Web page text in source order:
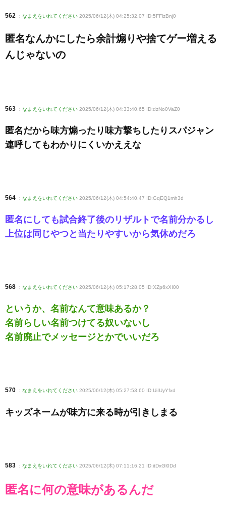
562 : なまえをいれてください 2025/06/12(木) 04:25:32.07 ID:5FFlzBnj0
匿名なんかにしたら余計煽りや捨てゲー増える
んじゃないの
563 : なまえをいれてください 2025/06/12(木) 04:33:40.65 ID:dzNo0VaZ0
匿名だから味方煽ったり味方撃ちしたりスパジャン
連呼してもわかりにくいかええな
564 : なまえをいれてください 2025/06/12(木) 04:54:40.47 ID:GqEQ1mh3d
匿名にしても試合終了後のリザルトで名前分かるし
上位は同じやつと当たりやすいから気休めだろ
568 : なまえをいれてください 2025/06/12(木) 05:17:28.05 ID:XZp6xXI00
というか、名前なんて意味あるか？
名前らしい名前つけてる奴いないし
名前廃止でメッセージとかでいいだろ
570 : なまえをいれてください 2025/06/12(木) 05:27:53.60 ID:UiIUyYfxd
キッズネームが味方に来る時が引きしまる
583 : なまえをいれてください 2025/06/12(木) 07:11:16.21 ID:itDxGl0Dd
匿名に何の意味があるんだ